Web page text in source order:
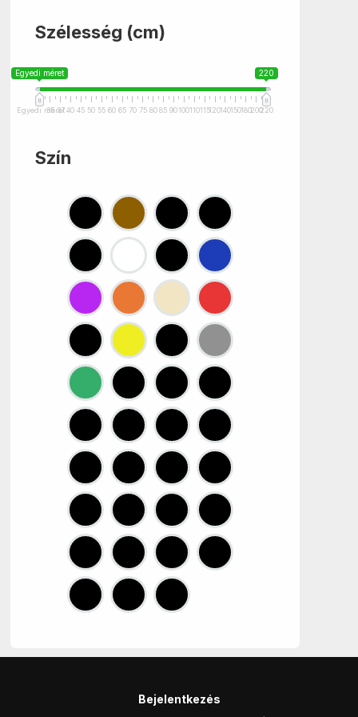
Szélesség (cm)
Egyedi méret 220
Egyedi méret
35 37 40 45 50 55 60 65 70 75 80 85 90100110115120140150180200220
Szín
Bejelentkezés